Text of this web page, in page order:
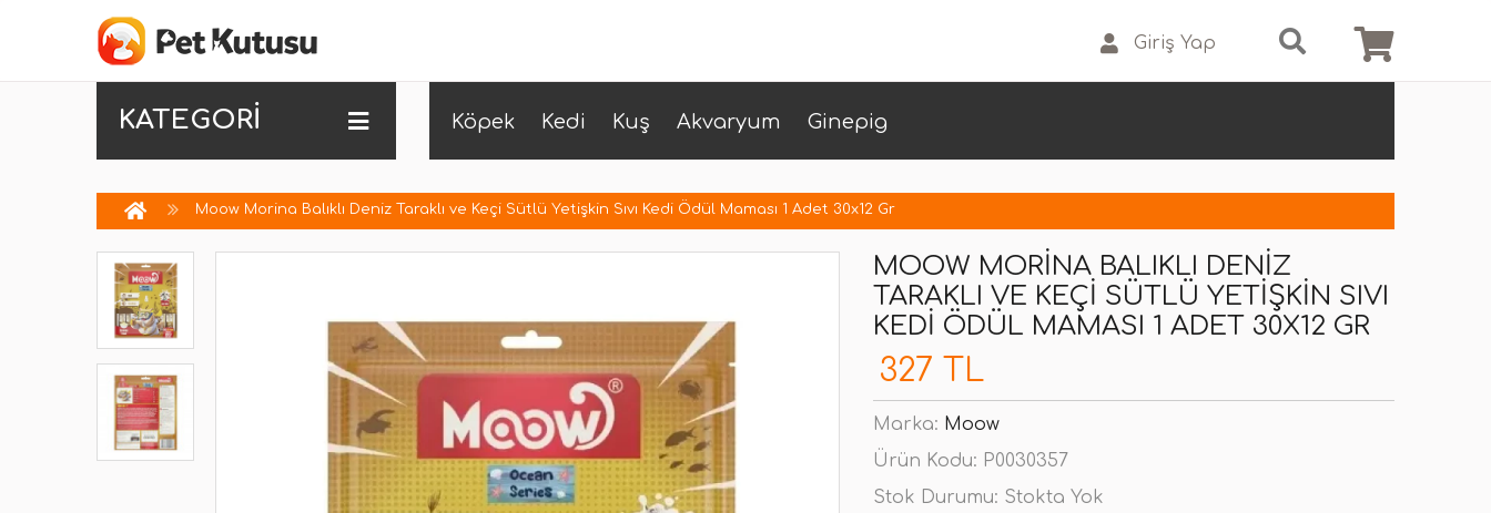
Giriş Yap
KATEGORİ Köpek Kedi Kuş Akvaryum Ginepig
Moow Morina Balıklı Deniz Taraklı ve Keçi Sütlü Yetişkin Sıvı Kedi Ödül Maması 1 Adet 30x12 Gr
MOOW MORINA BALIKLI DENIZ
TARAKLI VE KEÇI SÜTLÜ YETIŞKIN SIVI
KEDI ÖDÜL MAMASI 1 ADET 30X12 GR
327 TL
Marka: Moow
Ürün Kodu: P0030357
Stok Durumu: Stokta Yok